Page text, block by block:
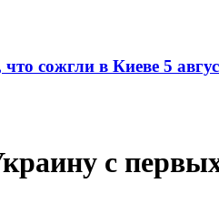
сожгли в Киеве 5
с